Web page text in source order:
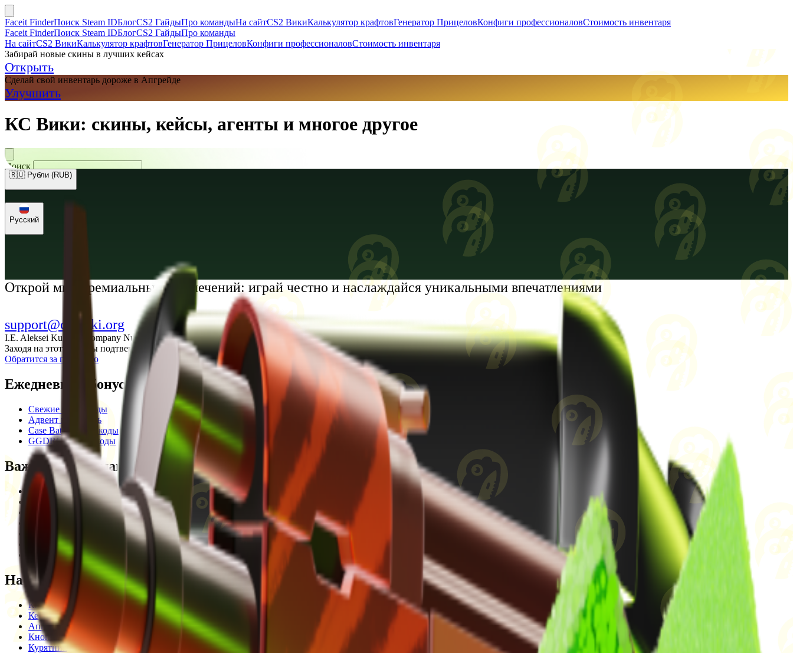
Faceit FinderПоиск Steam IDБлогCS2 ГайдыПро командыНа сайтCS2 ВикиКалькулятор крафтовГенератор ПрицеловКонфиги профессионаловСтоимость инвентаря
Faceit FinderПоиск Steam IDБлогCS2 ГайдыПро команды
На сайтCS2 ВикиКалькулятор крафтовГенератор ПрицеловКонфиги профессионаловСтоимость инвентаря
Забирай новые скины в лучших кейсах
Открыть
Сделай свой инвентарь дороже в Апгрейде
Улучшить
КС Вики: скины, кейсы, агенты и многое другое
Поиск
🇷🇺 Рубли (RUB)
Русский
Открой мир премиальных развлечений: играй честно и наслаждайся уникальными впечатлениями
support@cs-wiki.org
I.E. Aleksei Kurtkin, Company Number 300464601, Georgia, City Batumi, Zhiuli Shartava Avenue, N 32, Apartment N87, Floor N6
Заходя на этот сайт, вы подтверждаете, что вам исполнилось 18 лет. Проблемы с азартными играми?
Обратится за помощью
Ежедневные бонусы
Свежие промокоды
Адвент календарь
Case Battle промокоды
GGDROP промокоды
Важная информация
Пользовательское соглашение
Privacy Policy
Отказ от ответственности
Редакционная политика
Legal Opinion
Контакты
Наши режимы
Кейсы
Кейс батл
Апгрейд
Кнопка
Курятник